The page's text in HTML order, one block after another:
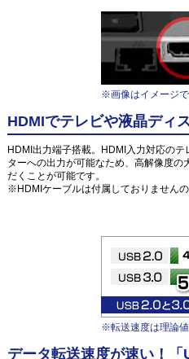
※画像はイメージ
HDMIでテレビや液晶ディ
HDMI出力端子搭載。HDMI入力対応の
ターへの出力が可能なため、高解像度の
だくことが可能です。
※HDMIケーブルは付属しておりません
※転送速度は理論値
データ転送速度が速い！「